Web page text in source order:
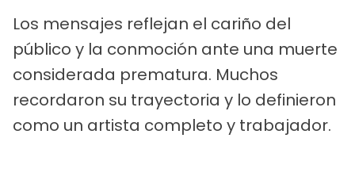
Los mensajes reflejan el cariño del
público y la conmoción ante una muerte
considerada prematura. Muchos
recordaron su trayectoria y lo definieron
como un artista completo y trabajador.